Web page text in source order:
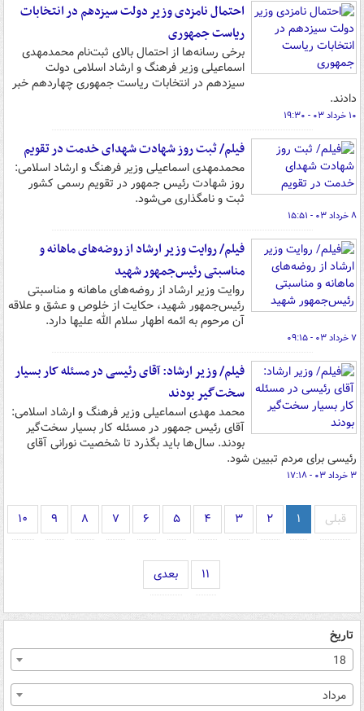
احتمال نامزدی وزیر دولت سیزدهم در انتخابات
ریاست جمهوری
برخی رسانه‌ها از احتمال بالای ثبت‌نام محمدمهدی
اسماعیلی وزیر فرهنگ و ارشاد اسلامی دولت
سیزدهم در انتخابات ریاست جمهوری چهاردهم خبر
دادند.
۱۰ خرداد ۰۳ - ۱۹:۳۰
فیلم/ ثبت روز شهادت شهدای خدمت در تقویم
محمدمهدی اسماعیلی وزیر فرهنگ و ارشاد اسلامی:
روز شهادت رئیس جمهور در تقویم رسمی کشور
ثبت و نامگذاری می‌شود.
۸ خرداد ۰۳ - ۱۵:۵۱
فیلم/ روایت وزیر ارشاد از روضه‌های ماهانه و
مناسبتی رئیس‌جمهور شهید
روایت وزیر ارشاد از روضه‌های ماهانه و مناسبتی
رئیس‌جمهور شهید، حکایت از خلوص و عشق و علاقه
آن مرحوم به ائمه اطهار سلام الله علیها دارد.
۷ خرداد ۰۳ - ۰۹:۱۵
فیلم/ وزیر ارشاد: آقای رئیسی در مسئله کار بسیار
سخت‌گیر بودند
محمد مهدی اسماعیلی وزیر فرهنگ و ارشاد اسلامی:
آقای رئیس جمهور در مسئله کار بسیار سخت‌گیر
بودند. سال‌ها باید بگذرد تا شخصیت نورانی آقای
رئیسی برای مردم تبیین شود.
۳ خرداد ۰۳ - ۱۷:۱۸
قبلی ۱ ۲ ۳ ۴ ۵ ۶ ۷ ۸ ۹ ۱۰
۱۱ بعدی
تاریخ
18
مرداد